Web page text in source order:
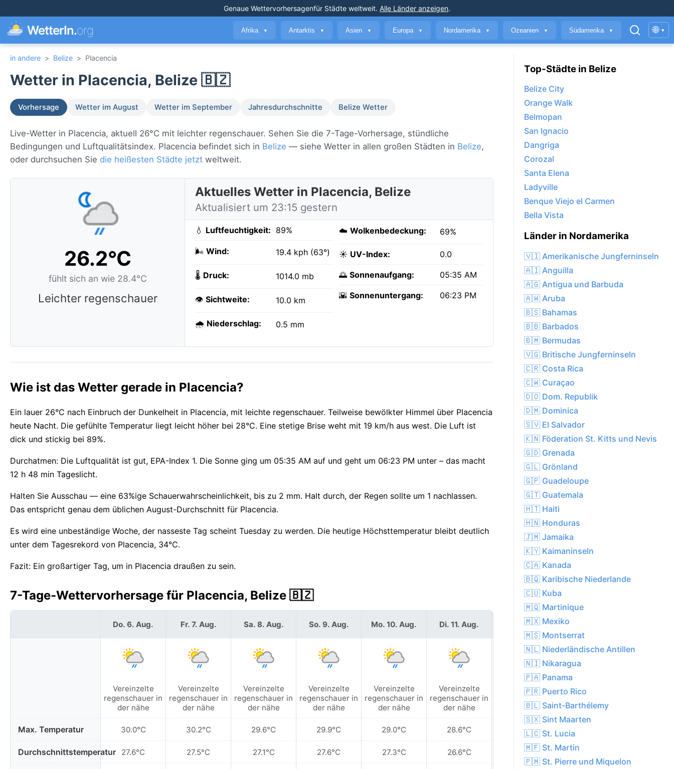
Genaue Wettervorhersagenfür Städte weltweit. Alle Länder anzeigen.
WetterIn.org Afrika ▼ Antarktis ▼ Asien ▼ Europa ▼ Nordamerika ▼ Ozeanien ▼ Südamerika ▼ 🌐 ▾
in andere > Belize > Placencia
Wetter in Placencia, Belize 🇧🇿
Vorhersage Wetter im August Wetter im September Jahresdurchschnitte Belize Wetter
Live-Wetter in Placencia, aktuell 26°C mit leichter regenschauer. Sehen Sie die 7-Tage-Vorhersage, stündliche
Bedingungen und Luftqualitätsindex. Placencia befindet sich in Belize — siehe Wetter in allen großen Städten in Belize,
oder durchsuchen Sie die heißesten Städte jetzt weltweit.
26.2°C
fühlt sich an wie 28.4°C
Leichter regenschauer
Aktuelles Wetter in Placencia, Belize
Aktualisiert um 23:15 gestern
💧 Luftfeuchtigkeit: 89%
🌬️ Wind: 19.4 kph (63°)
🌡️ Druck: 1014.0 mb
👁️ Sichtweite: 10.0 km
🌧️ Niederschlag: 0.5 mm
☁️ Wolkenbedeckung: 69%
☀️ UV-Index: 0.0
🌅 Sonnenaufgang: 05:35 AM
🌇 Sonnenuntergang: 06:23 PM
Wie ist das Wetter gerade in Placencia?
Ein lauer 26°C nach Einbruch der Dunkelheit in Placencia, mit leichte regenschauer. Teilweise bewölkter Himmel über Placencia
heute Nacht. Die gefühlte Temperatur liegt leicht höher bei 28°C. Eine stetige Brise weht mit 19 km/h aus west. Die Luft ist
dick und stickig bei 89%.
Durchatmen: Die Luftqualität ist gut, EPA-Index 1. Die Sonne ging um 05:35 AM auf und geht um 06:23 PM unter – das macht
12 h 48 min Tageslicht.
Halten Sie Ausschau — eine 63%ige Schauerwahrscheinlichkeit, bis zu 2 mm. Halt durch, der Regen sollte um 1 nachlassen.
Das entspricht genau dem üblichen August-Durchschnitt für Placencia.
Es wird eine unbeständige Woche, der nasseste Tag scheint Tuesday zu werden. Die heutige Höchsttemperatur bleibt deutlich
unter dem Tagesrekord von Placencia, 34°C.
Fazit: Ein großartiger Tag, um in Placencia draußen zu sein.
7-Tage-Wettervorhersage für Placencia, Belize 🇧🇿
Max. Temperatur
Durchschnittstemperatur
Do. 6. Aug.
Vereinzelte
regenschauer in
der nähe
30.0°C
27.6°C
Fr. 7. Aug.
Vereinzelte
regenschauer in
der nähe
30.2°C
27.5°C
Sa. 8. Aug.
Vereinzelte
regenschauer in
der nähe
29.6°C
27.1°C
So. 9. Aug.
Vereinzelte
regenschauer in
der nähe
29.9°C
27.6°C
Mo. 10. Aug.
Vereinzelte
regenschauer in
der nähe
29.0°C
27.3°C
Di. 11. Aug.
Vereinzelte
regenschauer in
der nähe
28.6°C
26.6°C
Mi. 12. Aug.
Vereinzelte
regenschauer in
der nähe
29.9°C
27.5°C
Top-Städte in Belize
Belize City
Orange Walk
Belmopan
San Ignacio
Dangriga
Corozal
Santa Elena
Ladyville
Benque Viejo el Carmen
Bella Vista
Länder in Nordamerika
🇻🇮 Amerikanische Jungferninseln
🇦🇮 Anguilla
🇦🇬 Antigua und Barbuda
🇦🇼 Aruba
🇧🇸 Bahamas
🇧🇧 Barbados
🇧🇲 Bermudas
🇻🇬 Britische Jungferninseln
🇨🇷 Costa Rica
🇨🇼 Curaçao
🇩🇴 Dom. Republik
🇩🇲 Dominica
🇸🇻 El Salvador
🇰🇳 Föderation St. Kitts und Nevis
🇬🇩 Grenada
🇬🇱 Grönland
🇬🇵 Guadeloupe
🇬🇹 Guatemala
🇭🇹 Haiti
🇭🇳 Honduras
🇯🇲 Jamaika
🇰🇾 Kaimaninseln
🇨🇦 Kanada
🇧🇶 Karibische Niederlande
🇨🇺 Kuba
🇲🇶 Martinique
🇲🇽 Mexiko
🇲🇸 Montserrat
🇳🇱 Niederländische Antillen
🇳🇮 Nikaragua
🇵🇦 Panama
🇵🇷 Puerto Rico
🇧🇱 Saint-Barthélemy
🇸🇽 Sint Maarten
🇱🇨 St. Lucia
🇲🇫 St. Martin
🇵🇲 St. Pierre und Miquelon